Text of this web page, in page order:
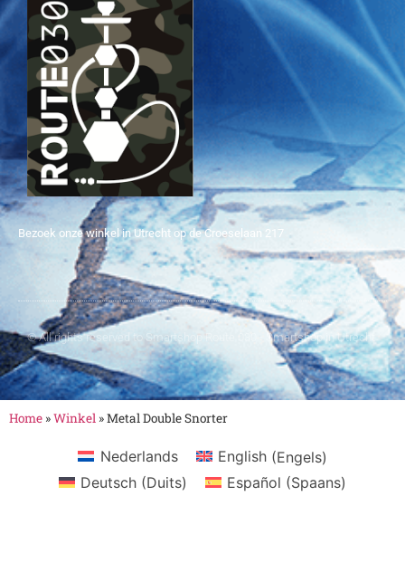
Bezoek onze winkel in Utrecht op de Croeselaan 217
© All rights reserved to Smartshop Route 030 - Smartshop in Utrecht
Home »Winkel »Metal Double Snorter
Nederlands English(Engels)
Deutsch (Duits) Español (Spaans)